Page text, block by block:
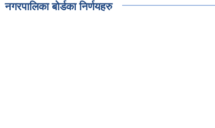
नगरपालिका बोर्डका निर्णयहरु